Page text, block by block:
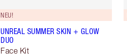
NEU!
UNREAL SUMMER SKIN + GLOW
DUO
Face Kit